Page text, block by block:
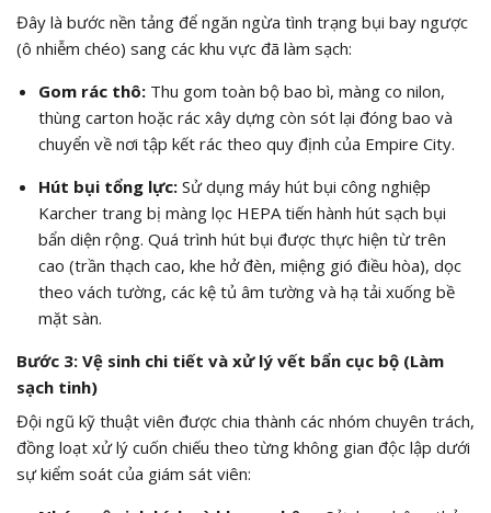
Đây là bước nền tảng để ngăn ngừa tình trạng bụi bay ngược
(ô nhiễm chéo) sang các khu vực đã làm sạch:
Gom rác thô:Thu gom toàn bộ bao bì, màng co nilon,
thùng carton hoặc rác xây dựng còn sót lại đóng bao và
chuyển về nơi tập kết rác theo quy định của Empire City.
Hút bụi tổng lực:Sử dụng máy hút bụi công nghiệp
Karcher trang bị màng lọc HEPA tiến hành hút sạch bụi
bẩn diện rộng. Quá trình hút bụi được thực hiện từ trên
cao (trần thạch cao, khe hở đèn, miệng gió điều hòa), dọc
theo vách tường, các kệ tủ âm tường và hạ tải xuống bề
mặt sàn.
Bước 3: Vệ sinh chi tiết và xử lý vết bẩn cục bộ (Làm
sạch tinh)
Đội ngũ kỹ thuật viên được chia thành các nhóm chuyên trách,
đồng loạt xử lý cuốn chiếu theo từng không gian độc lập dưới
sự kiểm soát của giám sát viên: